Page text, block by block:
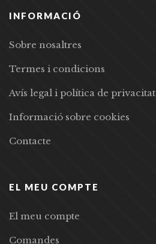
INFORMACIÓ
Sobre nosaltres
Termes i condicions
Avís legal i política de privacitat
Informació sobre cookies
Contacte
EL MEU COMPTE
El meu compte
Comandes